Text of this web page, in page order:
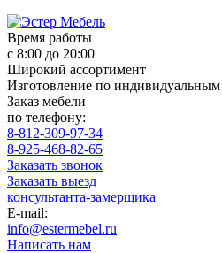
Время работы
с 8:00 до 20:00
Широкий ассортимент
Изготовление по индивидуальным
Заказ мебели
по телефону:
8-812-309-97-34
8-925-468-82-65
Заказать звонок
Заказать выезд
консультанта-замерщика
E-mail:
info@estermebel.ru
Написать нам